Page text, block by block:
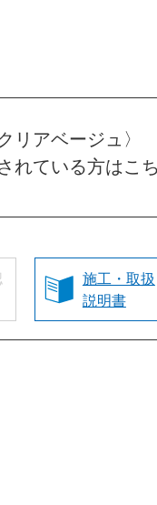
アベージュ〉
ている方はこ
施工・取扱
説明書